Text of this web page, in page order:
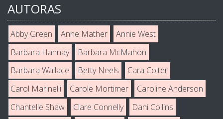
AUTORAS
Abby Green Anne Mather
Annie West
Barbara Hannay
Barbara McMahon
Barbara Wallace
Betty Neels
Cara Colter
Carol Marinelli
Carole Mortimer
Caroline Anderson
Chantelle Shaw
Clare Connelly
Dani Collins